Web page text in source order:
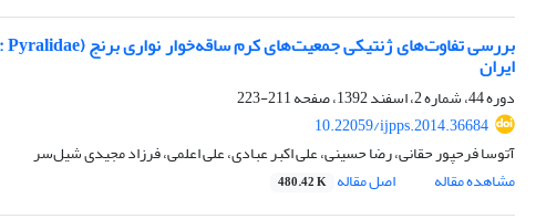
ایران
دوره 44، شماره 2، اسفند 1392، صفحه
211-223
10.22059/ijpps.2014.36684
آتوسا فرحپور حقانی، رضا حسینی، علی اکبر عبادی، علی اعلمی، فرزاد مجیدی ‌شیل‌سر
مشاهده مقاله
اصل مقاله 480.42 K